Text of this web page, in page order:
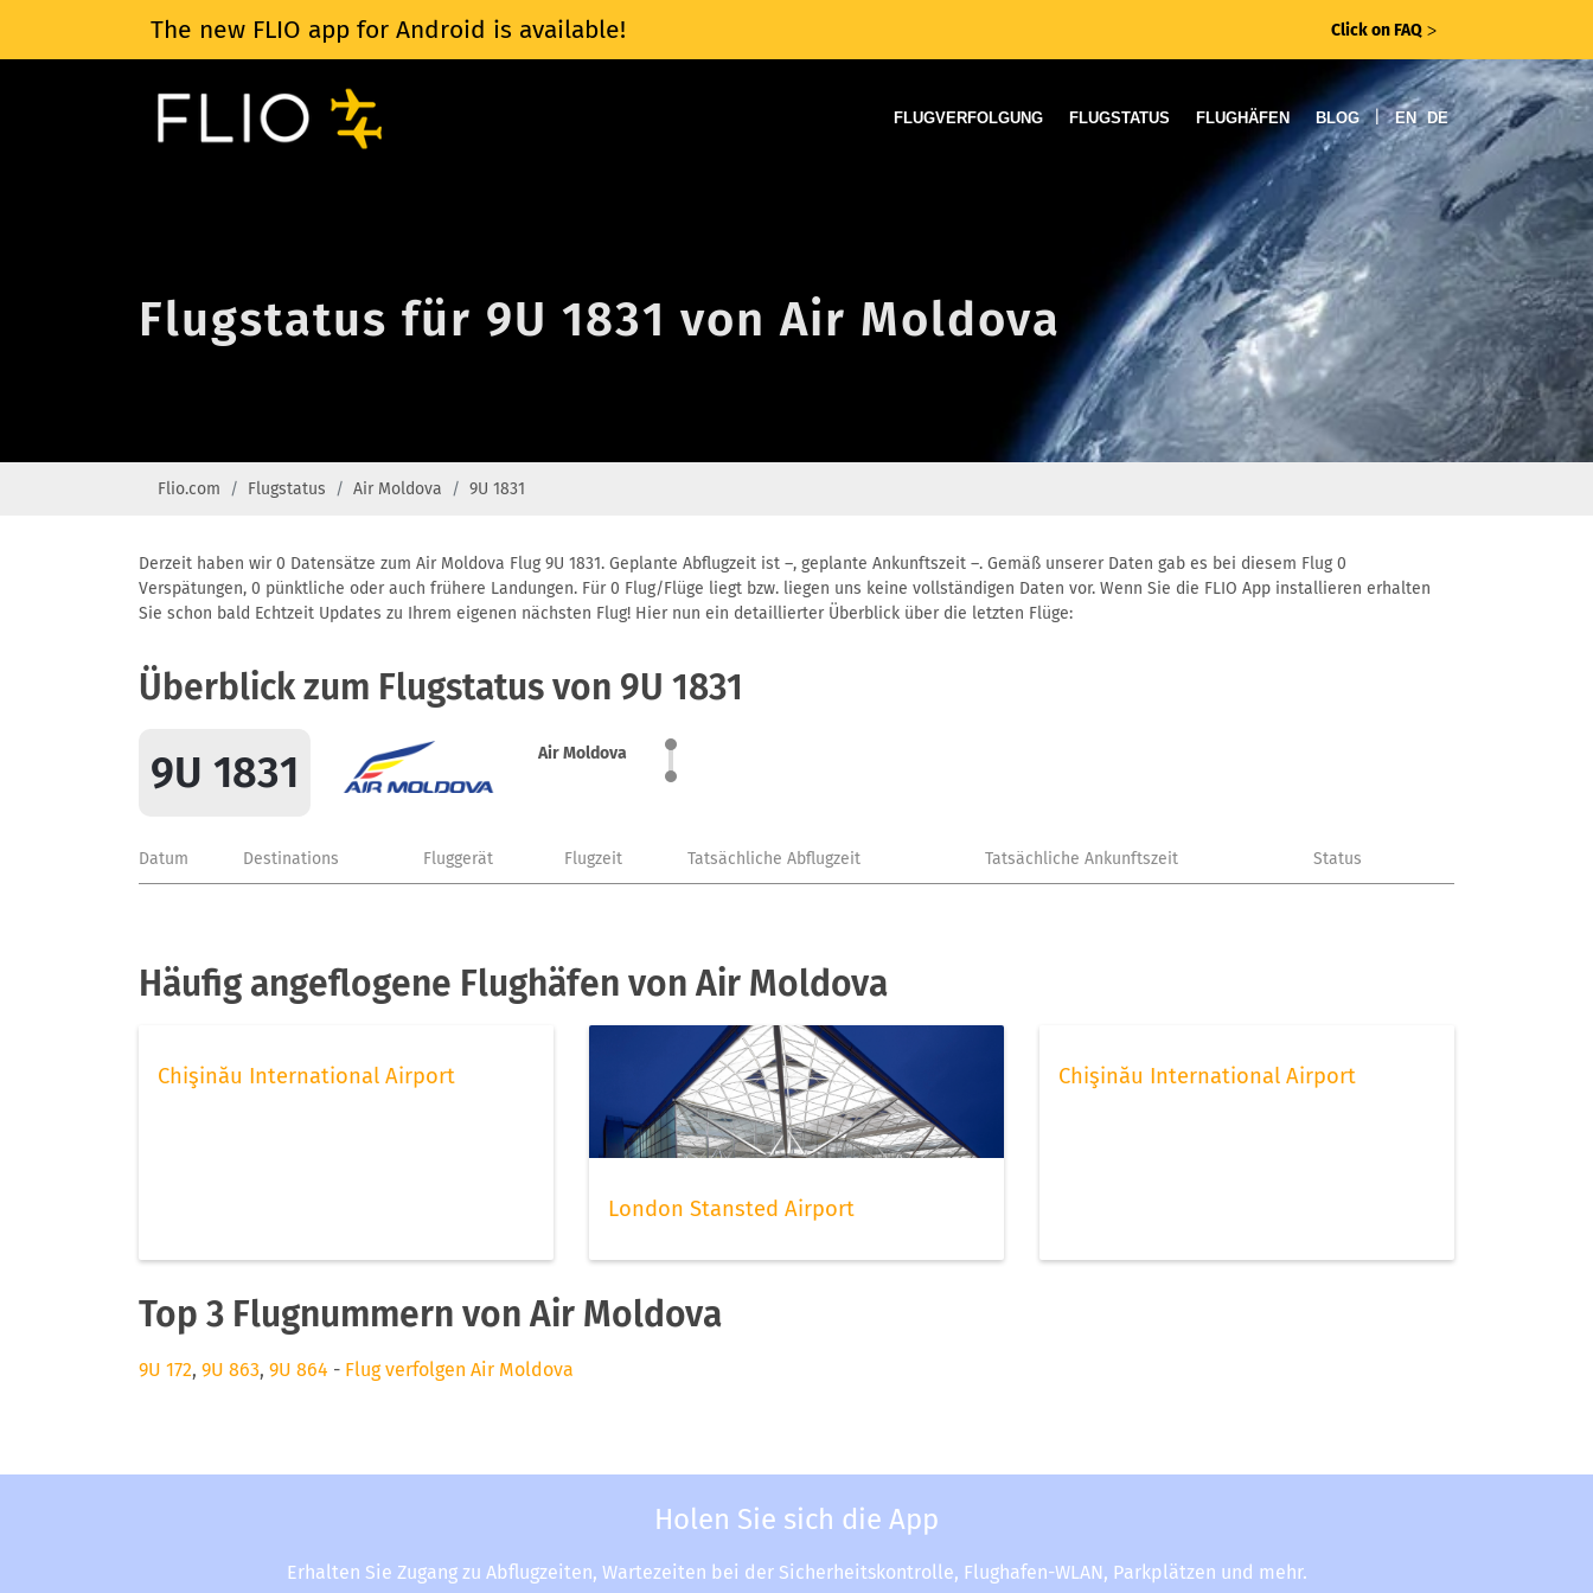
The new FLIO app for Android is available! Click on FAQ ᐳ
FLUGVERFOLGUNG FLUGSTATUS FLUGHÄFEN BLOG | EN DE
Flugstatus für 9U 1831 von Air Moldova
Flio.com Flugstatus Air Moldova 9U 1831
Derzeit haben wir 0 Datensätze zum Air Moldova Flug 9U 1831. Geplante Abflugzeit ist –, geplante Ankunftszeit –. Gemäß unserer Daten gab es bei diesem Flug 0
Verspätungen, 0 pünktliche oder auch frühere Landungen. Für 0 Flug/Flüge liegt bzw. liegen uns keine vollständigen Daten vor. Wenn Sie die FLIO App installieren erhalten
Sie schon bald Echtzeit Updates zu Ihrem eigenen nächsten Flug! Hier nun ein detaillierter Überblick über die letzten Flüge:
Überblick zum Flugstatus von 9U 1831
9U 1831 Air Moldova
Datum Destinations Fluggerät Flugzeit Tatsächliche Abflugzeit Tatsächliche Ankunftszeit Status
Häufig angeflogene Flughäfen von Air Moldova
Chişinău International Airport
London Stansted Airport
Chişinău International Airport
Top 3 Flugnummern von Air Moldova
9U 172, 9U 863, 9U 864 - Flug verfolgen Air Moldova
Holen Sie sich die App
Erhalten Sie Zugang zu Abflugzeiten, Wartezeiten bei der Sicherheitskontrolle, Flughafen-WLAN, Parkplätzen und mehr.